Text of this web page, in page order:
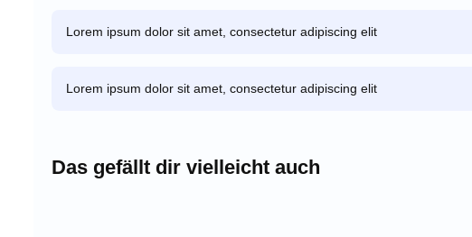
Lorem ipsum dolor sit amet, consectetur adipiscing elit
Lorem ipsum dolor sit amet, consectetur adipiscing elit
Das gefällt dir vielleicht auch